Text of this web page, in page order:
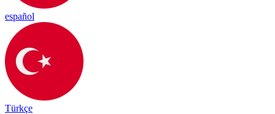
español
Türkçe